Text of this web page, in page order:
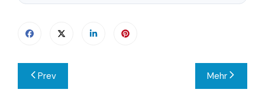
Beitragsnavigation
Prev Mehr